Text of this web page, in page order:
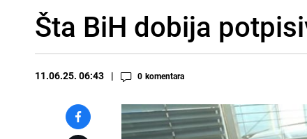
Šta BiH dobija
11.06.25. 06:43 0 komentara